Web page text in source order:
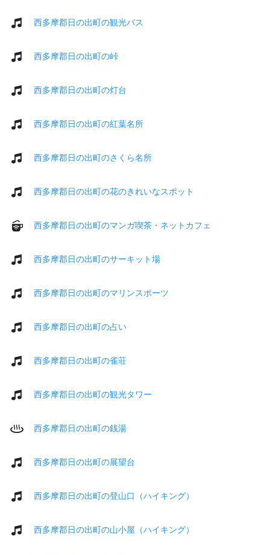
西多摩郡日の出町の観光バス
西多摩郡日の出町の峠
西多摩郡日の出町の灯台
西多摩郡日の出町の紅葉名所
西多摩郡日の出町のさくら名所
西多摩郡日の出町の花のきれいなスポット
西多摩郡日の出町のマンガ喫茶・ネットカフェ
西多摩郡日の出町のサーキット場
西多摩郡日の出町のマリンスポーツ
西多摩郡日の出町の占い
西多摩郡日の出町の雀荘
西多摩郡日の出町の観光タワー
西多摩郡日の出町の銭湯
西多摩郡日の出町の展望台
西多摩郡日の出町の登山口（ハイキング）
西多摩郡日の出町の山小屋（ハイキング）